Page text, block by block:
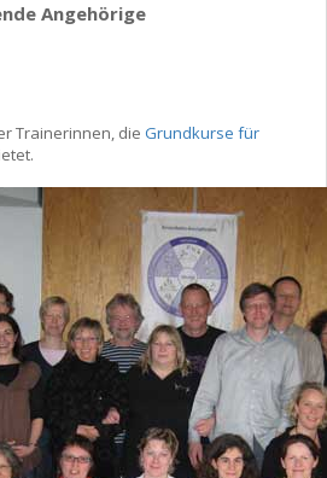
Angehörige
Trainerinnen, die Grundkurse für